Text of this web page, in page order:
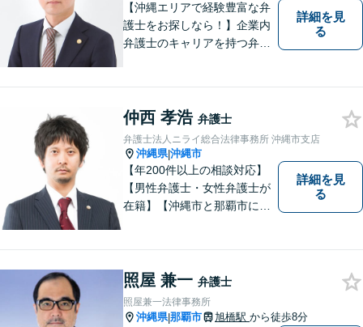
【沖縄エリアで経験豊富な弁
護士をお探しなら！】企業内
弁護士のキャリアを持つ弁護
ります。スピード感を持っ
て、かつ丁寧な対応を心がけ
ていますので、ぜひ気兼ねな
くご相談ください。
詳細を見
る
仲西 孝浩 弁護士
弁護士法人ニライ総合法律事務所 沖縄市支店
沖縄県|沖縄市
【年200件以上の相談対応】
【男性弁護士・女性弁護士が
在籍】【沖縄市と那覇市に事
す。「沖縄ならではの習慣」
を熟知した弁護士が多数在
籍。
詳細を見
る
照屋 兼一 弁護士
照屋兼一法律事務所
沖縄県|那覇市 旭橋駅 から徒歩8分